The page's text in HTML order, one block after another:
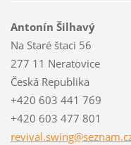
Antonín Šilhavý
Na Staré štaci 56
277 11 Neratovice
Česká Republika
+420 603 441 769
+420 603 477 801
revival.swing@se